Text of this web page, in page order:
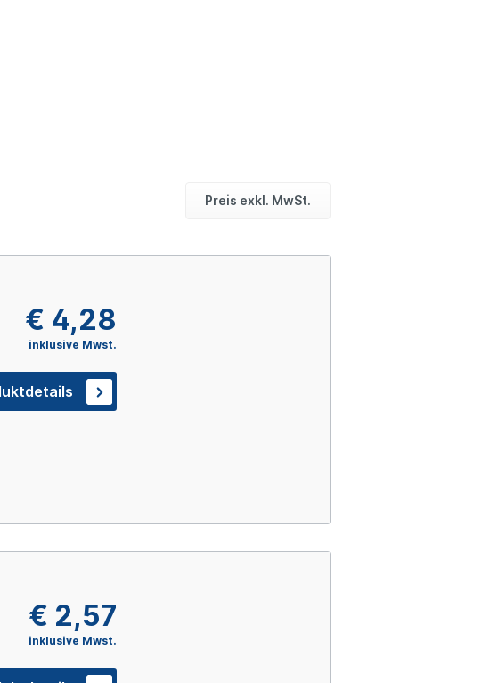
Preis exkl. MwSt.
€ 4,28
inklusive Mwst.
€ 2,57
inklusive Mwst.